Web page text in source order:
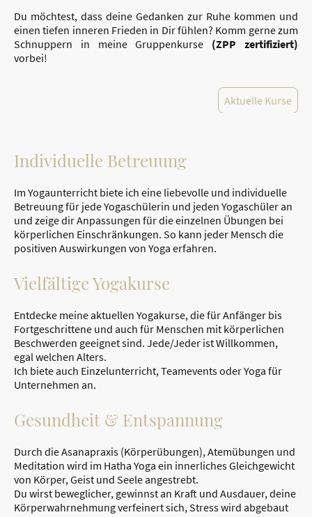
Du möchtest, dass deine Gedanken zur Ruhe kommen und
einen tiefen inneren Frieden in Dir fühlen? Komm gerne zum
Schnuppern in meine Gruppenkurse (ZPP zertifiziert)
vorbei!
Aktuelle Kurse
Individuelle Betreuung
Im Yogaunterricht biete ich eine liebevolle und individuelle
Betreuung für jede Yogaschülerin und jeden Yogaschüler an
und zeige dir Anpassungen für die einzelnen Übungen bei
körperlichen Einschränkungen. So kann jeder Mensch die
positiven Auswirkungen von Yoga erfahren.
Vielfältige Yogakurse
Entdecke meine aktuellen Yogakurse, die für Anfänger bis
Fortgeschrittene und auch für Menschen mit körperlichen
Beschwerden geeignet sind. Jede/Jeder ist Willkommen,
egal welchen Alters.
Ich biete auch Einzelunterricht, Teamevents oder Yoga für
Unternehmen an.
Gesundheit & Entspannung
Durch die Asanapraxis (Körperübungen), Atemübungen und
Meditation wird im Hatha Yoga ein innerliches Gleichgewicht
von Körper, Geist und Seele angestrebt.
Du wirst beweglicher, gewinnst an Kraft und Ausdauer, deine
Körperwahrnehmung verfeinert sich, Stress wird abgebaut